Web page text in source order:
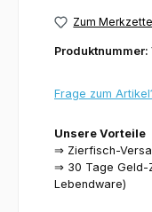
Zum
Produktnummer:
Frage zum
Unsere Vorteile
⇒ Zierfisch-
⇒ 30 Tage Geld-
Lebendware)